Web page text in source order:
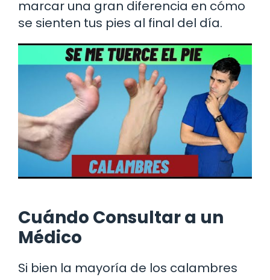
marcar una gran diferencia en cómo
se sienten tus pies al final del día.
Cuándo Consultar a un
Médico
Si bien la mayoría de los calambres